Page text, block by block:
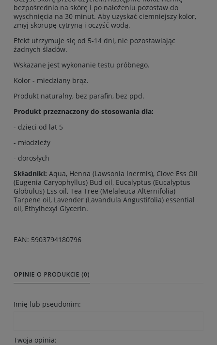
bezpośrednio na skórę i po nałożeniu pozostaw do
wyschnięcia na 30 minut. Aby uzyskać ciemniejszy kolor,
zmyj skorupę cytryną i oczyść wodą.
Efekt utrzymuje się od 5-14 dni, nie pozostawiając
żadnych śladów.
Wskazane jest wykonanie testu próbnego.
Kolor - miedziany brąz.
Produkt naturalny, bez parafin, bez ppd.
Produkt przeznaczony do stosowania dla:
- dzieci od lat 5
- młodzieży
- dorosłych
Składniki: Aqua, Henna (Lawsonia Inermis), Clove Ess Oil
(Eugenia Caryophyllus) Bud oil, Eucalyptus (Eucalyptus
Globulus) Ess oil, Tea Tree (Melaleuca Alternifolia)
Tarpene oil, Lavender (Lavandula Angustifolia) essential
oil, Ethylhexyl Glycerin.
EAN: 5903794180796
OPINIE O PRODUKCIE (0)
Imię lub pseudonim:
Twoja opinia: